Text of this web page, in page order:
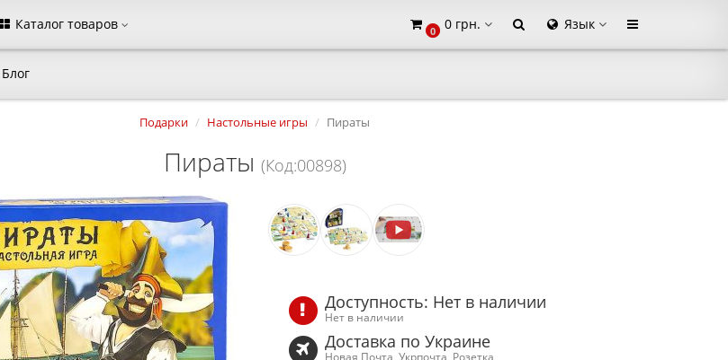
Каталог товаров 0 0 грн. Язык
Блог
Подарки Настольные игры Пираты
Выберите пожалуйста язык магазина
Українська
Пираты (Код:00898)
Доступность: Нет в наличии
Нет в наличии
Доставка по Украине
Новая Почта, Укрпочта, Розетка